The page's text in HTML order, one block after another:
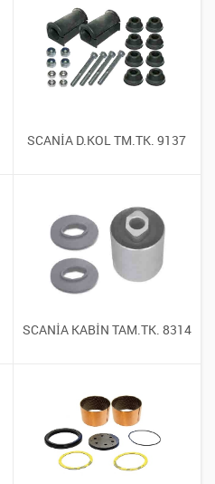
SCANİA D.KOL TM.TK. 9137
SCANİA KABİN TAM.TK. 8314